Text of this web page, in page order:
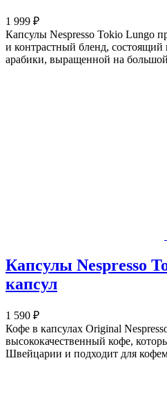
1 999 ₽
Капсулы Nespresso Tokio Lungo
и контрастный бленд,
арабики, выращенной на
Капсулы Nespresso
капсул
1 590 ₽
Кофе в капсулах Original
высококачественный кофе,
Швейцарии и подходит для